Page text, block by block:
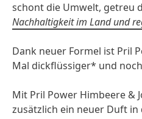
schont die Umwelt, getreu
Nachhaltigkeit im Land und
Dank neuer Formel ist Pril
Mal dickflüssiger* und
Mit Pril Power Himbeere &
zusätzlich ein neuer Duft in